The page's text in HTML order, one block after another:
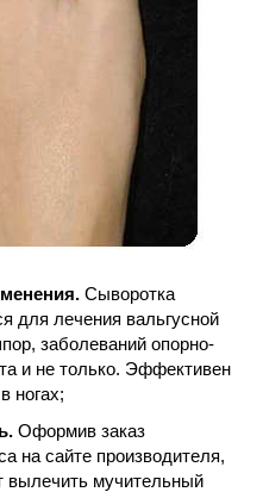
Сыворотка
для лечения вальгусной
заболеваний опорно-
и не только. Эффективен
ногах;
Оформив заказ
на сайте производителя,
вылечить мучительный